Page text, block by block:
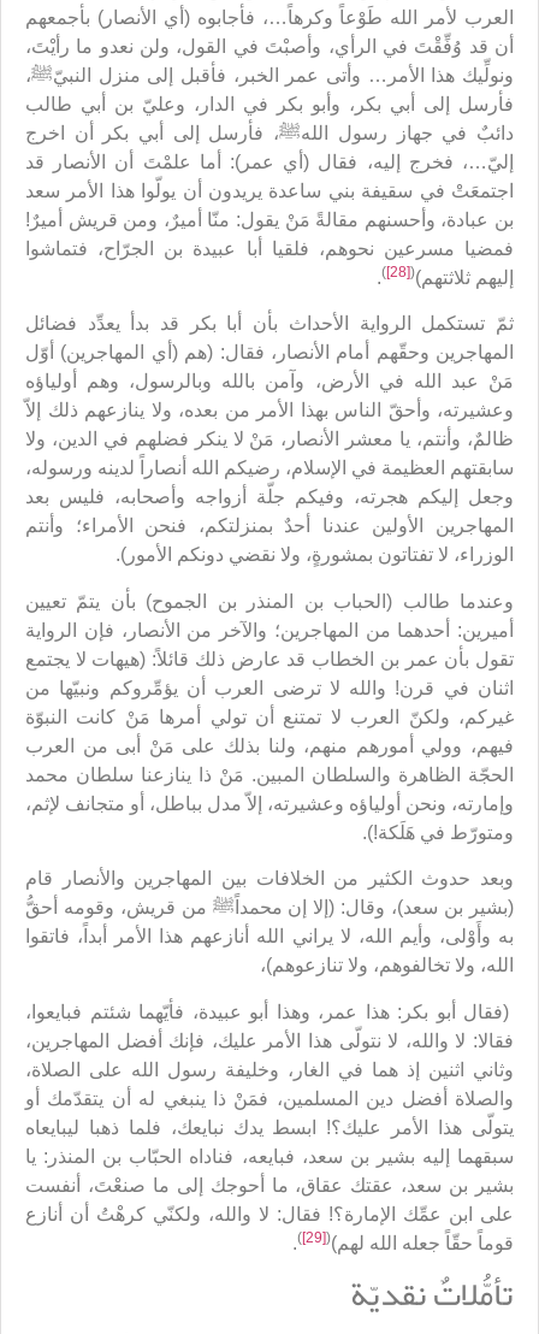
العرب لأمر الله طَوْعاً وكرهاً…، فأجابوه (أي الأنصار) بأجمعهم
أن قد وُفِّقْتَ في الرأي، وأصبْتَ في القول، ولن نعدو ما رأيْتَ،
ونولِّيك هذا الأمر… وأتى عمر الخبر، فأقبل إلى منزل النبيّﷺ،
فأرسل إلى أبي بكر، وأبو بكر في الدار، وعليّ بن أبي طالب
دائبٌ في جهاز رسول اللهﷺ، فأرسل إلى أبي بكر أن اخرج
إليّ…، فخرج إليه، فقال (أي عمر): أما علمْتَ أن الأنصار قد
اجتمعَتْ في سقيفة بني ساعدة يريدون أن يولّوا هذا الأمر سعد
بن عبادة، وأحسنهم مقالةً مَنْ يقول: منّا أميرٌ، ومن قريش أميرٌ!
فمضيا مسرعين نحوهم، فلقيا أبا عبيدة بن الجرّاح، فتماشوا
إليهم ثلاثتهم)(
[28]
)
.
ثمّ تستكمل الرواية الأحداث بأن أبا بكر قد بدأ يعدِّد فضائل
المهاجرين وحقّهم أمام الأنصار، فقال: (هم (أي المهاجرين) أوّل
مَنْ عبد الله في الأرض، وآمن بالله وبالرسول، وهم أولياؤه
وعشيرته، وأحقّ الناس بهذا الأمر من بعده، ولا ينازعهم ذلك إلاّ
ظالمٌ، وأنتم، يا معشر الأنصار، مَنْ لا ينكر فضلهم في الدين، ولا
سابقتهم العظيمة في الإسلام، رضيكم الله أنصاراً لدينه ورسوله،
وجعل إليكم هجرته، وفيكم جلّة أزواجه وأصحابه، فليس بعد
المهاجرين الأولين عندنا أحدٌ بمنزلتكم، فنحن الأمراء؛ وأنتم
الوزراء، لا تفتاتون بمشورةٍ، ولا نقضي دونكم الأمور).
وعندما طالب (الحباب بن المنذر بن الجموح) بأن يتمّ تعيين
أميرين: أحدهما من المهاجرين؛ والآخر من الأنصار، فإن الرواية
تقول بأن عمر بن الخطاب قد عارض ذلك قائلاً: (هيهات لا يجتمع
اثنان في قرن! والله لا ترضى العرب أن يؤمِّروكم ونبيّها من
غيركم، ولكنّ العرب لا تمتنع أن تولي أمرها مَنْ كانت النبوّة
فيهم، وولي أمورهم منهم، ولنا بذلك على مَنْ أبى من العرب
الحجّة الظاهرة والسلطان المبين. مَنْ ذا ينازعنا سلطان محمد
وإمارته، ونحن أولياؤه وعشيرته، إلاّ مدل بباطل، أو متجانف لإثم،
ومتورّط في هَلَكة!).
وبعد حدوث الكثير من الخلافات بين المهاجرين والأنصار قام
(بشير بن سعد)، وقال: (إلا إن محمداًﷺ من قريش، وقومه أحقُّ
به وأَوْلى، وأيم الله، لا يراني الله أنازعهم هذا الأمر أبداً، فاتقوا
الله، ولا تخالفوهم، ولا تنازعوهم)،
(فقال أبو بكر: هذا عمر، وهذا أبو عبيدة، فأيّهما شئتم فبايعوا،
فقالا: لا والله، لا نتولّى هذا الأمر عليك، فإنك أفضل المهاجرين،
وثاني اثنين إذ هما في الغار، وخليفة رسول الله على الصلاة،
والصلاة أفضل دين المسلمين، فمَنْ ذا ينبغي له أن يتقدّمك أو
يتولّى هذا الأمر عليك؟! ابسط يدك نبايعك، فلما ذهبا ليبايعاه
سبقهما إليه بشير بن سعد، فبايعه، فناداه الحبّاب بن المنذر: يا
بشير بن سعد، عقتك عقاق، ما أحوجك إلى ما صنعْتَ، أنفست
على ابن عمِّك الإمارة؟! فقال: لا والله، ولكنّي كرهْتُ أن أنازع
قوماً حقّاً جعله الله لهم)(
[29]
)
.
تأمُّلاتٌ نقديّة